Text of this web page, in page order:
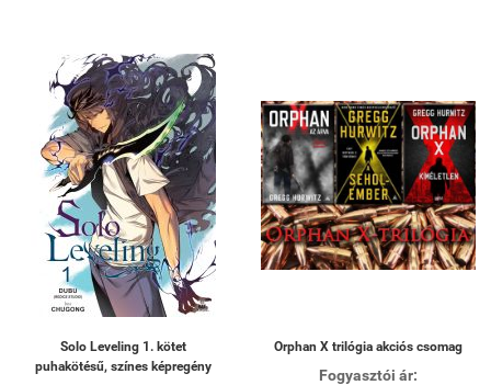
Solo Leveling 1. kötet
puhakötésű, színes képregény
Orphan X trilógia akciós csomag
Fogyasztói ár: